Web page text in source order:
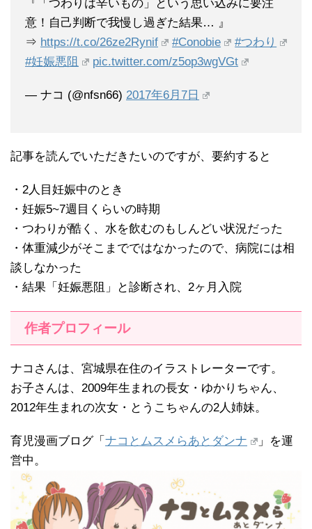
『「つわりは辛いもの」という思い込みに要注
意！自己判断で我慢し過ぎた結果… 』
⇒ https://t.co/26ze2Rynif #Conobie
#つわり
#妊娠悪阻
pic.twitter.com/z5op3wgVGt
— ナコ (@nfsn66) 2017年6月7日
記事を読んでいただきたいのですが、要約すると
・2人目妊娠中のとき
・妊娠5~7週目くらいの時期
・つわりが酷く、水を飲むのもしんどい状況だった
・体重減少がそこまでではなかったので、病院には相
談しなかった
・結果「妊娠悪阻」と診断され、2ヶ月入院
作者プロフィール
ナコさんは、宮城県在住のイラストレーターです。
お子さんは、2009年生まれの長女・ゆかりちゃん、
2012年生まれの次女・とうこちゃんの2人姉妹。
育児漫画ブログ「 ナコとムスメらあとダンナ
」を運
営中。